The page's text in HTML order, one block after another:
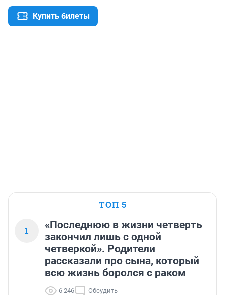
Купить билеты
ТОП 5
1
«Последнюю в жизни четверть
закончил лишь с одной
четверкой». Родители
рассказали про сына, который
всю жизнь боролся с раком
6 246 Обсудить